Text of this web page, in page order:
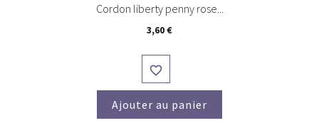
Cordon liberty penny rose...
Prix
3,60 €

Ajouter au panier